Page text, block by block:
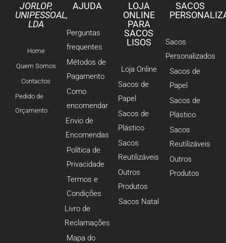
JORLOP,
UNIPESSOAL,
LDA
Home
Quem Somos
Contactos
Pedido de
Orçamento
AJUDA
Perguntas
frequentes
Métodos de
Pagamento
Como
encomendar
Envio de
Encomendas
Política de
Privacidade
Termos e
Condições
Livro de
Reclamações
Mapa do
LOJA
ONLINE
PARA
SACOS
LISOS
Loja Online
Sacos de
Papel
Sacos de
Plástico
Sacos
Reutilizáveis
Outros
Produtos
Sacos Natal
SACOS
Sacos
Personalizados
Sacos de
Papel
Sacos de
Plástico
Sacos
Reutilizáveis
Outros
Produtos